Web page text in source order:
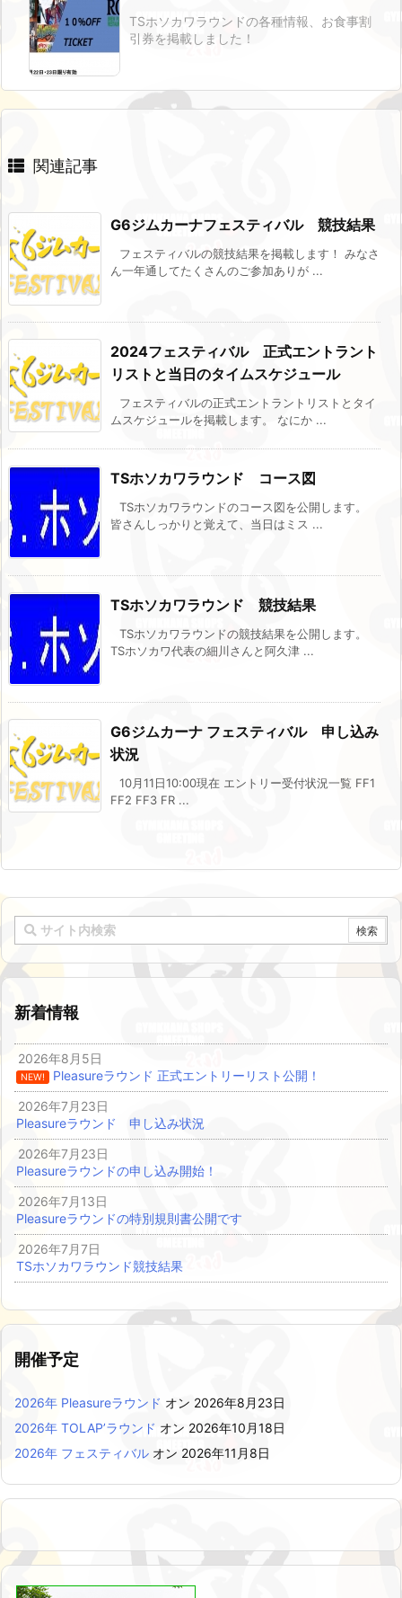
TSホソカワラウンドの各種情報、お食事割
引券を掲載しました！
関連記事
G6ジムカーナフェスティバル 競技結果
フェスティバルの競技結果を掲載します！ みなさ
ん一年通してたくさんのご参加ありが ...
2024フェスティバル 正式エントラント
リストと当日のタイムスケジュール
フェスティバルの正式エントラントリストとタイ
ムスケジュールを掲載します。 なにか ...
TSホソカワラウンド コース図
TSホソカワラウンドのコース図を公開します。
皆さんしっかりと覚えて、当日はミス ...
TSホソカワラウンド 競技結果
TSホソカワラウンドの競技結果を公開します。
TSホソカワ代表の細川さんと阿久津 ...
G6ジムカーナ フェスティバル 申し込み
状況
10月11日10:00現在 エントリー受付状況一覧 FF1
FF2 FF3 FR ...
新着情報
2026年8月5日
NEW!
Pleasureラウンド 正式エントリーリスト公開！
2026年7月23日
Pleasureラウンド 申し込み状況
2026年7月23日
Pleasureラウンドの申し込み開始！
2026年7月13日
Pleasureラウンドの特別規則書公開です
2026年7月7日
TSホソカワラウンド競技結果
開催予定
2026年 Pleasureラウンド オン 2026年8月23日
2026年 TOLAP’ラウンド オン 2026年10月18日
2026年 フェスティバル オン 2026年11月8日